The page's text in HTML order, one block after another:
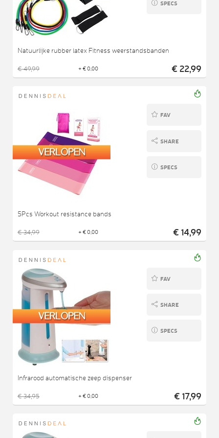
SPECS
Natuurlijke rubber latex Fitness weerstandsbanden
€ 49,99 + € 0,00 € 22,99
FAV
SHARE
SPECS
5Pcs Workout resistance bands
€ 34,99 + € 0,00 € 14,99
FAV
SHARE
SPECS
Infrarood automatische zeep dispenser
€ 34,95 + € 0,00 € 17,99